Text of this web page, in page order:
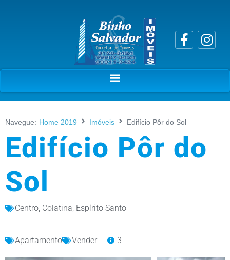
Navegue: Home 2019 Imóveis Edifício Pôr do Sol
Edifício Pôr do
Sol
Centro, Colatina, Espírito Santo
Apartamento Vender 3